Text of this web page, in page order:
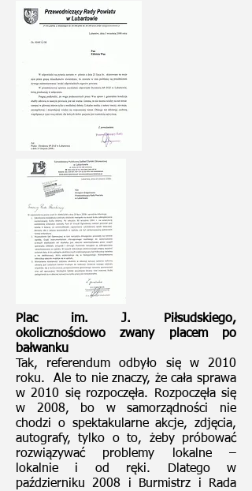
Plac im. J. Piłsudskiego,
okolicznościowo zwany placem po
bałwanku
Tak, referendum odbyło się w 2010
roku. Ale to nie znaczy, że cała sprawa
w 2010 się rozpoczęła. Rozpoczęła się
w 2008, bo w samorządności nie
chodzi o spektakularne akcje, zdjęcia,
autografy, tylko o to, żeby próbować
rozwiązywać problemy lokalne –
lokalnie i od ręki. Dlatego w
październiku 2008 i Burmistrz i Rada